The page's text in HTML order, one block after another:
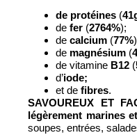
de protéines (
defer (2764%);
decalcium (77%
de magnésium (
de vitamine B12 (
d’iode;
et defibres.
SAVOUREUX ET
légèrement marines
soupes, entrées,